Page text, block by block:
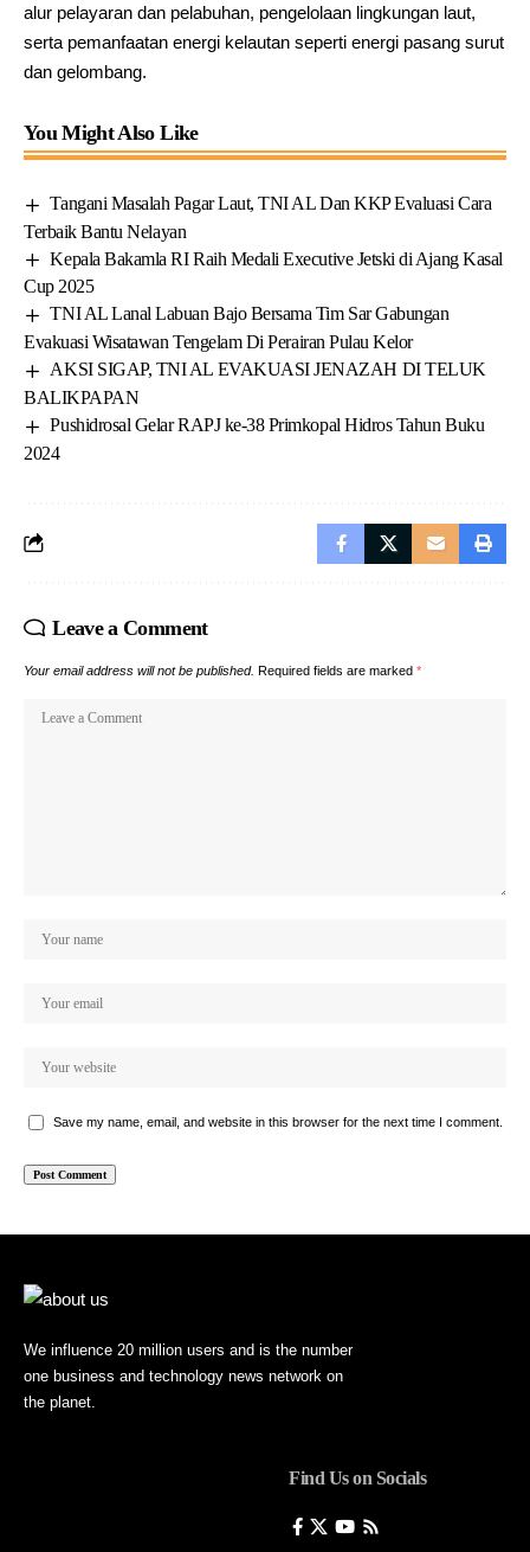
alur pelayaran dan pelabuhan, pengelolaan lingkungan laut,
serta pemanfaatan energi kelautan seperti energi pasang surut
dan gelombang.
You Might Also Like
Tangani Masalah Pagar Laut, TNI AL Dan KKP Evaluasi Cara
Terbaik Bantu Nelayan
Kepala Bakamla RI Raih Medali Executive Jetski di Ajang Kasal
Cup 2025
TNI AL Lanal Labuan Bajo Bersama Tim Sar Gabungan
Evakuasi Wisatawan Tengelam Di Perairan Pulau Kelor
AKSI SIGAP, TNI AL EVAKUASI JENAZAH DI TELUK
BALIKPAPAN
Pushidrosal Gelar RAPJ ke-38 Primkopal Hidros Tahun Buku
2024
Leave a Comment
Your email address will not be published. Required fields are marked *
Save my name, email, and website in this browser for the next time I comment.
We influence 20 million users and is the number
one business and technology news network on
the planet.
Find Us on Socials